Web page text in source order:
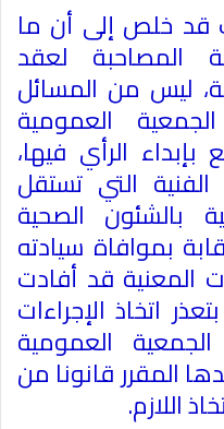
قد خلص إلى أن ما
المصاحبة لعقد
ليس من المسائل
العمومية
الرأي فيها،
التي تستقل
بالشئون الصحية
بموافاة سيادته
المعنية قد أفادت
اتخاذ الإجراءات
الجمعية العمومية
المقرر قانونا من
اللازم.